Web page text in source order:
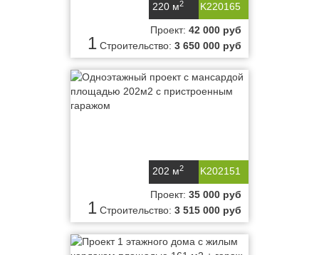
K220165
220 м2
1
Проект: 42 000 руб
Строительство: 3 650 000 руб
K202151
202 м2
1
Проект: 35 000 руб
Строительство: 3 515 000 руб